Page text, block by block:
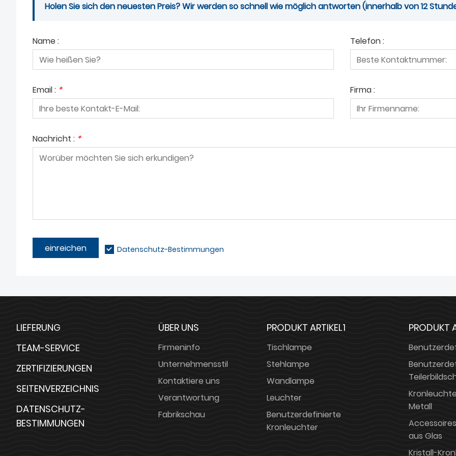
Holen Sie sich den neuesten Preis? Wir werden so schnell wie möglich antworten (innerhalb von 12
Name : Telefon :
Email : * Firma :
Nachricht : *
einreichen Datenschutz-Bestimmungen
LIEFERUNG
TEAM-SERVICE
ZERTIFIZIERUNGEN
SEITENVERZEICHNIS
DATENSCHUTZ-
BESTIMMUNGEN
ÜBER UNS
Firmeninfo
Unternehmensstil
Kontaktiere uns
Verantwortung
Fabrikschau
PRODUKT ARTIKEL1
Tischlampe
Stehlampe
Wandlampe
Leuchter
Benutzerdefinierte
Kronleuchter
PRODUKT
Metall
aus Glas
Kristall-